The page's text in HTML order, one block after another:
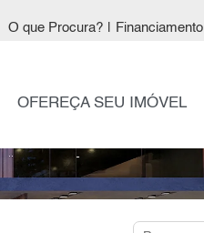
O que Procura? Financiamento
OFEREÇA SEU IMÓVEL